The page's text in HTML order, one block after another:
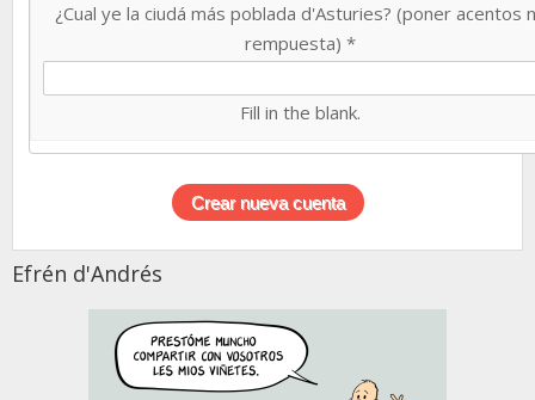
¿Cual ye la ciudá más poblada d'Asturies? (poner acentos
rempuesta) *
Fill in the blank.
Efrén d'Andrés